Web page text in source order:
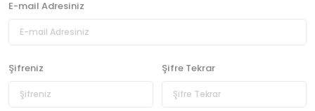
E-mail Adresiniz
Şifreniz Şifre Tekrar